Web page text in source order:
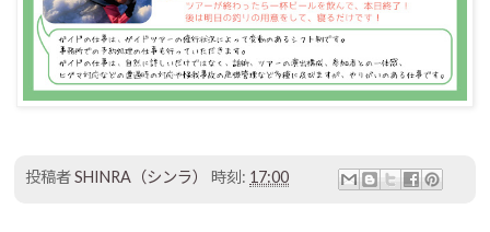
投稿者SHINRA（シンラ） 時刻: 17:00